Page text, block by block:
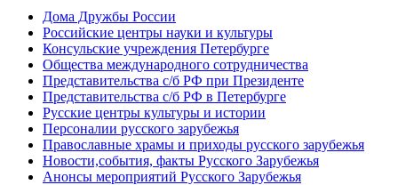
Дома Дружбы России
Российские центры науки и культуры
Консульские учреждения Петербурге
Общества международного сотрудничества
Представительства с/б РФ при Президенте
Представительства с/б РФ в Петербурге
Русские центры культуры и истории
Персоналии русского зарубежья
Православные храмы и приходы русского зарубежья
Новости,события, факты Русского Зарубежья
Анонсы мероприятий Русского Зарубежья